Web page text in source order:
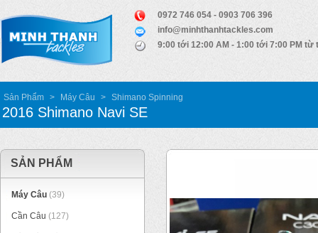
0972 746 054 - 0903 706 396
info@minhthanhtackles.com
9:00 tới 12:00 AM - 1:00 tới 7:00 PM từ
Sản Phẩm > Máy Câu > Shimano Spinning
2016 Shimano Navi SE
SẢN PHẨM
Máy Câu (39)
Cần Câu (127)